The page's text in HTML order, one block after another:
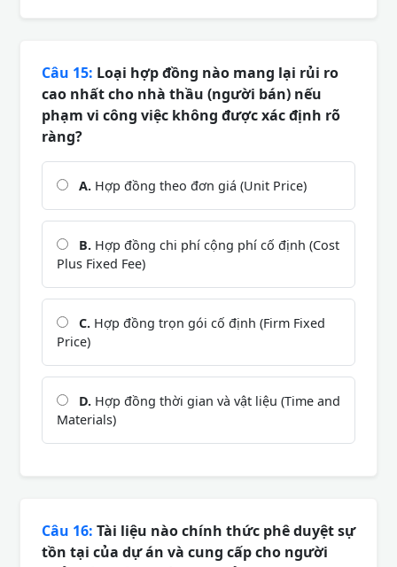
Câu 15: Loại hợp đồng nào mang lại rủi ro
cao nhất cho nhà thầu (người bán) nếu
phạm vi công việc không được xác định rõ
ràng?
A. Hợp đồng theo đơn giá (Unit Price)
B. Hợp đồng chi phí cộng phí cố định (Cost
Plus Fixed Fee)
C. Hợp đồng trọn gói cố định (Firm Fixed
Price)
D. Hợp đồng thời gian và vật liệu (Time and
Materials)
Câu 16: Tài liệu nào chính thức phê duyệt sự
tồn tại của dự án và cung cấp cho người